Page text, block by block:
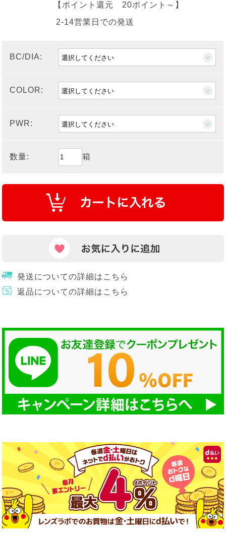
【ポイント還元 20ポイント～ 】
2-14営業日での発送
BC/DIA:
COLOR:
PWR:
数量: 箱
発送についての詳細はこちら
返品についての詳細はこちら